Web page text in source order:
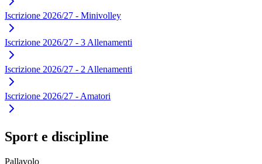
Iscrizione 2026/27 - Minivolley
Iscrizione 2026/27 - 3 Allenamenti
Iscrizione 2026/27 - 2 Allenamenti
Iscrizione 2026/27 - Amatori
Sport e discipline
Pallavolo